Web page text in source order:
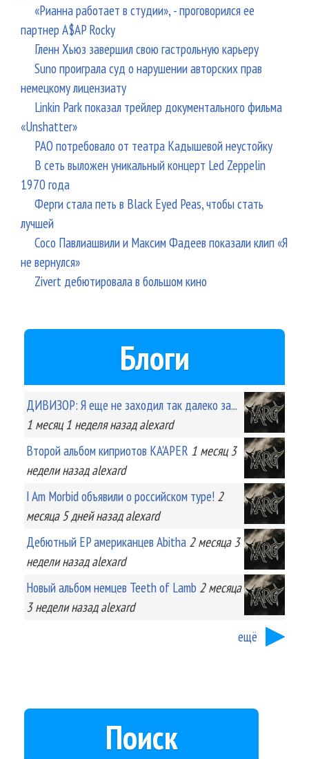
«Рианна работает в студии», - проговорился ее
партнер A$AP Rocky
Гленн Хьюз завершил свою гастрольную карьеру
Suno проиграла суд о нарушении авторских прав
немецкому лицензиату
Linkin Park показал трейлер документального фильма
«Unshatter»
РАО потребовало от театра Кадышевой неустойку
В сеть выложен уникальный концерт Led Zeppelin
1970 года
Ферги стала петь в Black Eyed Peas, чтобы стать
лучшей
Сосо Павлиашвили и Максим Фадеев показали клип «Я
не вернулся»
Zivert дебютировала в большом кино
Блоги
ДИВИЗОР: Я еще не заходил так далеко за...
1 месяц 1 неделяназад alexard
Второй альбом киприотов KA'APER 1 месяц 3
неделиназад alexard
I Am Morbid объявили о российском туре! 2
месяца 5 днейназад alexard
Дебютный EP американцев Abitha 2 месяца 3
неделиназад alexard
Новый альбом немцев Teeth of Lamb 2 месяца
3 неделиназад alexard
ещё
Поиск